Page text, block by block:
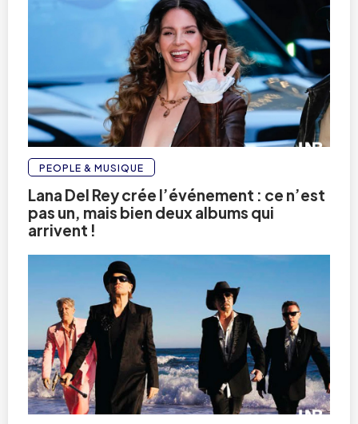
PEOPLE & MUSIQUE
Lana Del Rey crée l’événement : ce n’est
pas un, mais bien deux albums qui
arrivent !